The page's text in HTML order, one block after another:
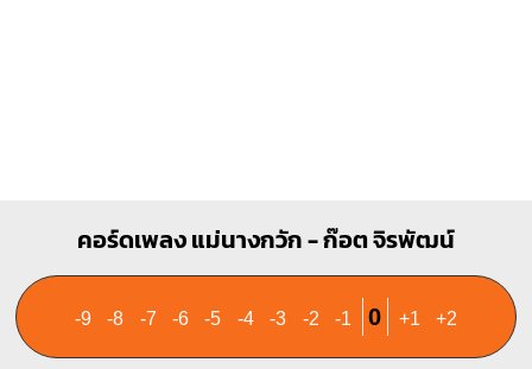
คอร์ดเพลง แม่นางกวัก - ก๊อต จิรพัฒน์
-9 -8 -7 -6 -5 -4 -3 -2 -1 0 +1 +2